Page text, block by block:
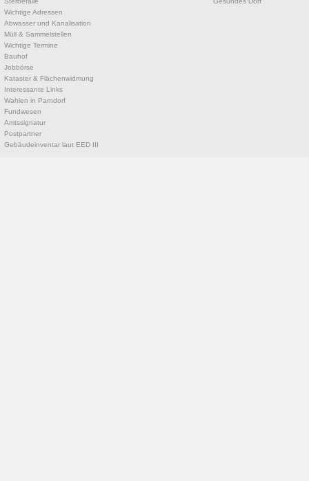
Wichtige Adressen
Abwasser und Kanalisation
Müll & Sammelstellen
Wichtige Termine
Bauhof
Jobbörse
Kataster & Flächenwidmung
Interessante Links
Wahlen in Parndorf
Fundwesen
Amtssignatur
Postpartner
Gebäudeinventar laut EED III